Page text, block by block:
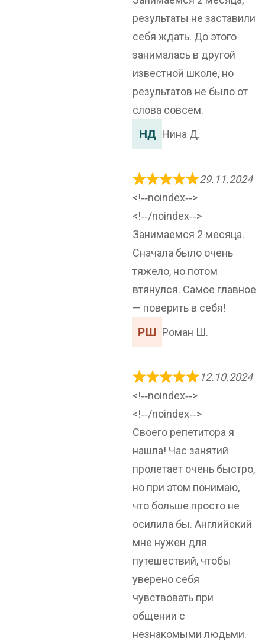
результаты не заставили
себя ждать. До этого
занималась в другой
известной школе, но
результатов не было от
слова совсем.
Нина Д.
29.11.2024
<!‐‐noindex‐‐>
<!‐‐/noindex‐‐>
Занимаемся 2 месяца.
Сначала было очень
тяжело, но потом
втянулся. Самое главное
— поверить в себя!
Роман Ш.
12.10.2024
<!‐‐noindex‐‐>
<!‐‐/noindex‐‐>
Своего репетитора я
нашла! Час занятий
пролетает очень быстро,
но при этом понимаю,
что больше просто не
осилила бы. Английский
мне нужен для
путешествий, чтобы
уверено себя
чувствовать при
общении с
незнакомыми людьми.